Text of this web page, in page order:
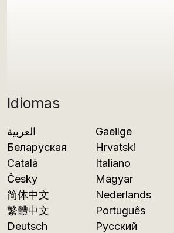
Idiomas
العربية
Беларуская
Català
Česky
简体中文
繁體中文
Deutsch
Gaeilge
Hrvatski
Italiano
Magyar
Nederlands
Português
Русский